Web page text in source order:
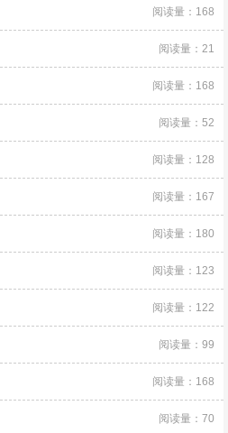
阅读量：168
阅读量：21
阅读量：168
阅读量：52
阅读量：128
阅读量：167
阅读量：180
阅读量：123
阅读量：122
阅读量：99
阅读量：168
阅读量：70